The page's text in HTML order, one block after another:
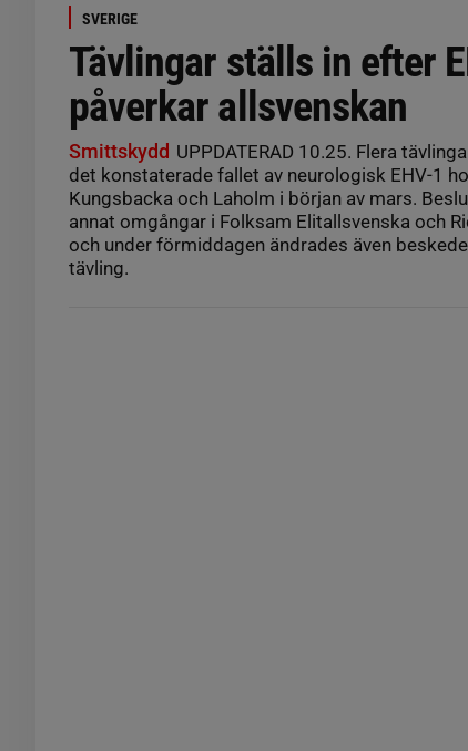
SVERIGE
Tävlingar ställs in efter
påverkar allsvenskan
Smittskydd UPPDATERAD 10.25. Flera
det konstaterade fallet av neurologisk EHV-1
Kungsbacka och Laholm i början av mars.
annat omgångar i Folksam Elitallsvenska och
och under förmiddagen ändrades även
tävling.